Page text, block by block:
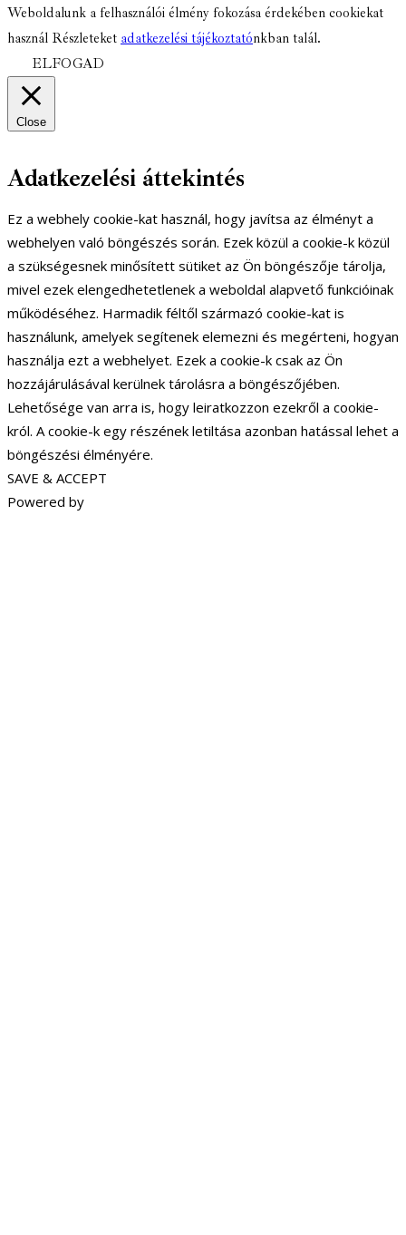
Weboldalunk a felhasználói élmény fokozása érdekében cookiekat
használ Részleteket adatkezelési tájékoztatónkban talál.
ELFOGAD
Close
Adatkezelési áttekintés
Ez a webhely cookie-kat használ, hogy javítsa az élményt a
webhelyen való böngészés során. Ezek közül a cookie-k közül
a szükségesnek minősített sütiket az Ön böngészője tárolja,
mivel ezek elengedhetetlenek a weboldal alapvető funkcióinak
működéséhez. Harmadik féltől származó cookie-kat is
használunk, amelyek segítenek elemezni és megérteni, hogyan
használja ezt a webhelyet. Ezek a cookie-k csak az Ön
hozzájárulásával kerülnek tárolásra a böngészőjében.
Lehetősége van arra is, hogy leiratkozzon ezekről a cookie-
król. A cookie-k egy részének letiltása azonban hatással lehet a
böngészési élményére.
SAVE & ACCEPT
Powered by